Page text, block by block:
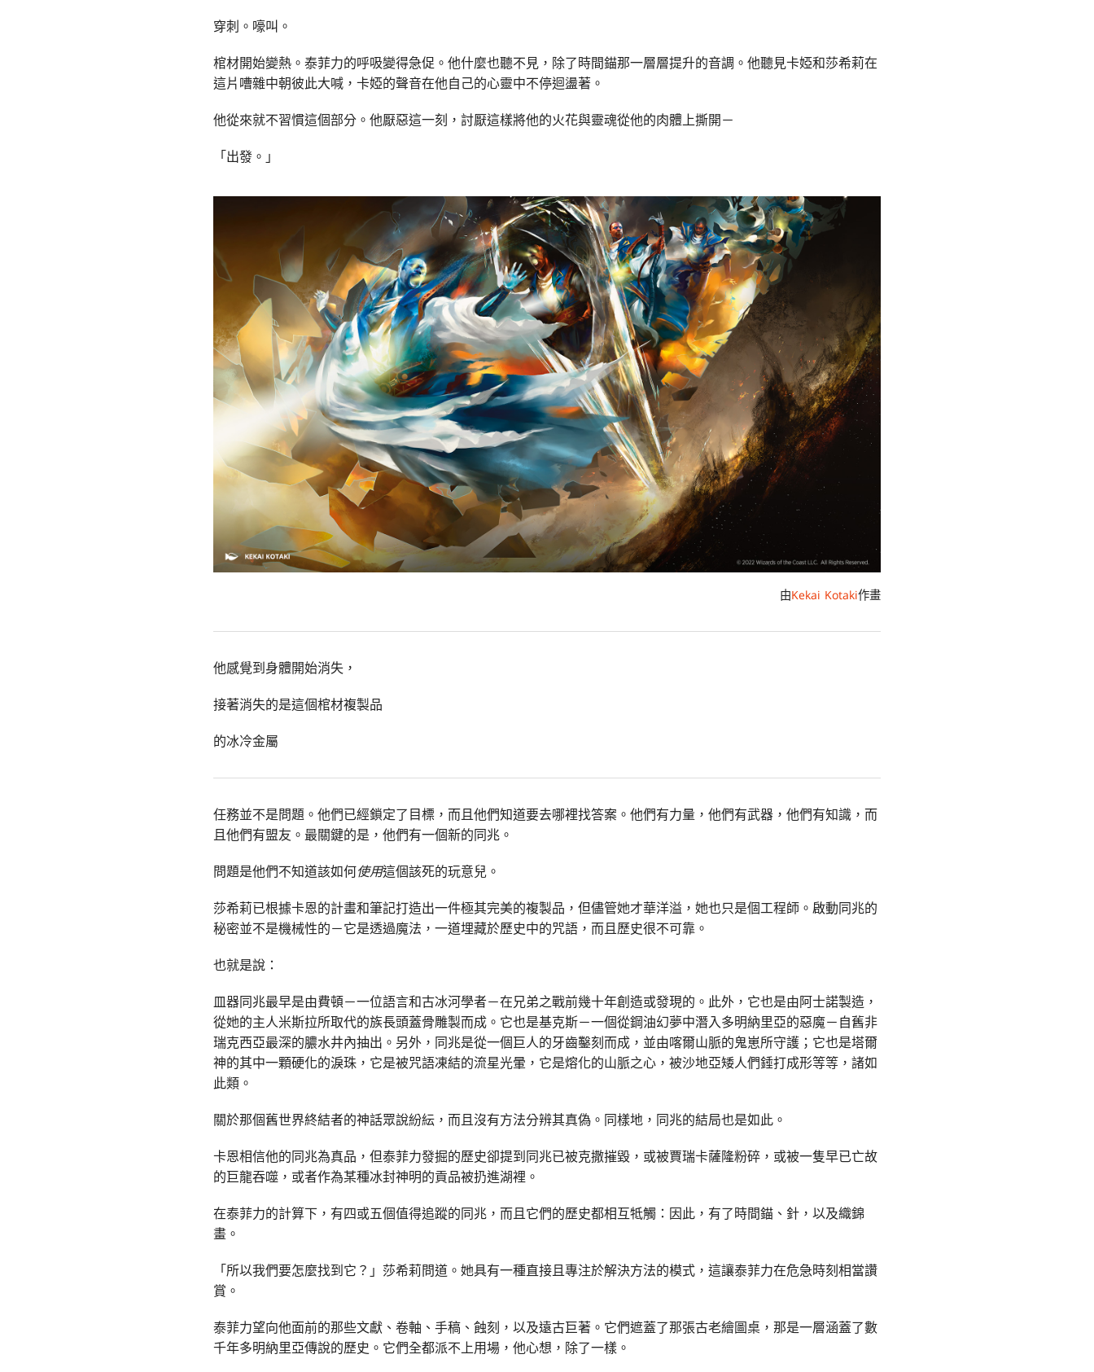
穿刺。嚎叫。
棺材開始變熱。泰菲力的呼吸變得急促。他什麼也聽不見，除了時間錨那一層層提升的音調。他聽見卡婭和莎希莉在
這片嘈雜中朝彼此大喊，卡婭的聲音在他自己的心靈中不停迴盪著。
他從來就不習慣這個部分。他厭惡這一刻，討厭這樣將他的火花與靈魂從他的肉體上撕開－
「出發。」
由Kekai Kotaki作畫
他感覺到身體開始消失，
接著消失的是這個棺材複製品
的冰冷金屬
任務並不是問題。他們已經鎖定了目標，而且他們知道要去哪裡找答案。他們有力量，他們有武器，他們有知識，而
且他們有盟友。最關鍵的是，他們有一個新的同兆。
問題是他們不知道該如何使用這個該死的玩意兒。
莎希莉已根據卡恩的計畫和筆記打造出一件極其完美的複製品，但儘管她才華洋溢，她也只是個工程師。啟動同兆的
秘密並不是機械性的－它是透過魔法，一道埋藏於歷史中的咒語，而且歷史很不可靠。
也就是說：
皿器同兆最早是由費頓－一位語言和古冰河學者－在兄弟之戰前幾十年創造或發現的。此外，它也是由阿士諾製造，
從她的主人米斯拉所取代的族長頭蓋骨雕製而成。它也是基克斯－一個從鋼油幻夢中潛入多明納里亞的惡魔－自舊非
瑞克西亞最深的膿水井內抽出。另外，同兆是從一個巨人的牙齒鑿刻而成，並由喀爾山脈的鬼崽所守護；它也是塔爾
神的其中一顆硬化的淚珠，它是被咒語凍結的流星光暈，它是熔化的山脈之心，被沙地亞矮人們錘打成形等等，諸如
此類。
關於那個舊世界終結者的神話眾說紛紜，而且沒有方法分辨其真偽。同樣地，同兆的結局也是如此。
卡恩相信他的同兆為真品，但泰菲力發掘的歷史卻提到同兆已被克撒摧毀，或被賈瑞卡薩隆粉碎，或被一隻早已亡故
的巨龍吞噬，或者作為某種冰封神明的貢品被扔進湖裡。
在泰菲力的計算下，有四或五個值得追蹤的同兆，而且它們的歷史都相互牴觸：因此，有了時間錨、針，以及織錦
畫。
「所以我們要怎麼找到它？」莎希莉問道。她具有一種直接且專注於解決方法的模式，這讓泰菲力在危急時刻相當讚
賞。
泰菲力望向他面前的那些文獻、卷軸、手稿、蝕刻，以及遠古巨著。它們遮蓋了那張古老繪圖桌，那是一層涵蓋了數
千年多明納里亞傳說的歷史。它們全都派不上用場，他心想，除了一樣。